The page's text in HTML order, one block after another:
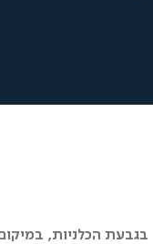
בגבעת הכלניות,